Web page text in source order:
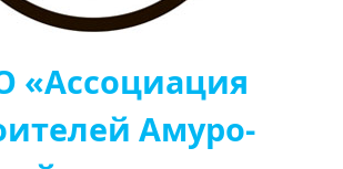
«Ассоциация
Амуро-